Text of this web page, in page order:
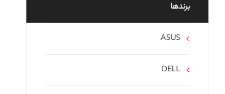
برند‌ها
ASUS
DELL